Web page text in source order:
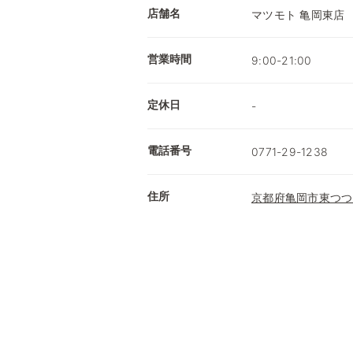
店舗名 マツモト 亀岡東店
営業時間 9:00-21:00
定休日 -
電話番号 0771-29-1238
住所 京都府亀岡市東つ